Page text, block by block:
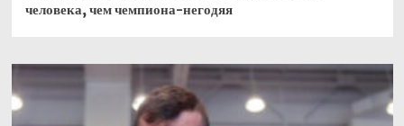
человека, чем чемпиона-негодяя